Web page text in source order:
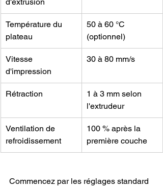
Température du
plateau
50 à 60 °C
(optionnel)
Vitesse
d'impression
30 à 80 mm/s
Rétraction
1 à 3 mm selon
l'extrudeur
Ventilation de
refroidissement
100 % après la
première couche
Commencez par les réglages standard